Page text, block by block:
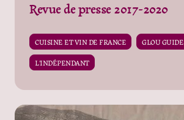
Revue de presse 2017-2020
CUISINE ET VIN DE FRANCE
GLOU GUIDE
L'INDÉPENDANT